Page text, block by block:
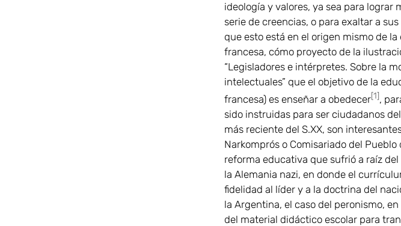
ideología y valores, ya sea para lograr
serie de creencias, o para exaltar a
que esto está en el origen mismo de
francesa, cómo proyecto de la
“Legisladores e intérpretes. Sobre la
intelectuales” que el objetivo de la
francesa) es enseñar a obedecer[1],
sido instruidas para ser ciudadanos
más reciente del S.XX, son
Narkomprós o Comisariado del
reforma educativa que sufrió a raíz
la Alemania nazi, en donde el
fidelidad al líder y a la doctrina del
la Argentina, el caso del peronismo,
del material didáctico escolar para